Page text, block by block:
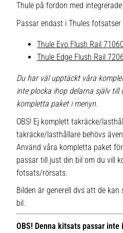
Thule på fordon med
Passar endast i Thules fotsatser
Thule Evo Flush Rail
Thule Edge Flush Rail
Du har väl upptäckt våra
inte plocka ihop delarna själv
kompletta paket i menyn.
OBS! Ej komplett takräcke/
takräcke/lasthållare behövs
Använd våra kompletta paket
passar till just din bil om du vill
fotsats/rörsats.
Bilden är generell dvs att de
bil.
OBS! Denna kitsats passar